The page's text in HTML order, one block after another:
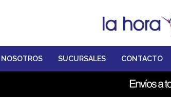
NOSOTROS SUCURSALES CONTACTO